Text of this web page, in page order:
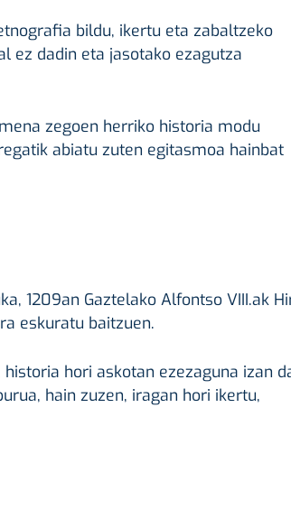
bildu, ikertu eta zabaltzeko
ez dadin eta jasotako ezagutza
zegoen herriko historia modu
abiatu zuten egitasmoa hainbat
1209an Gaztelako Alfontso VIII.ak
eskuratu baitzuen.
hori askotan ezezaguna izan
hain zuzen, iragan hori ikertu,